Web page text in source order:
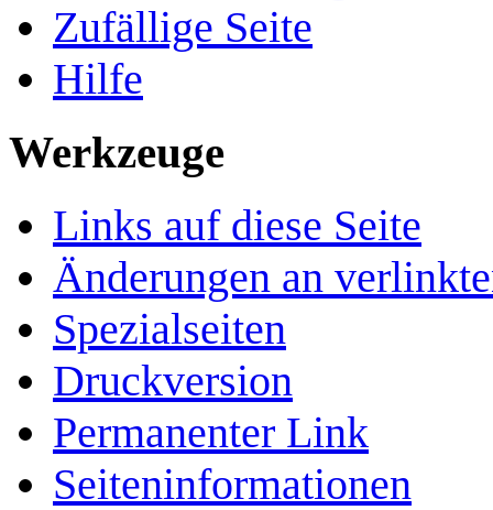
Zufällige Seite
Hilfe
Werkzeuge
Links auf diese Seite
Änderungen an
Spezialseiten
Druckversion
Permanenter Link
Seiten­­informationen